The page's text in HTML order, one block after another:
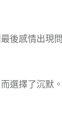
後感情出現問
選擇了沉默。